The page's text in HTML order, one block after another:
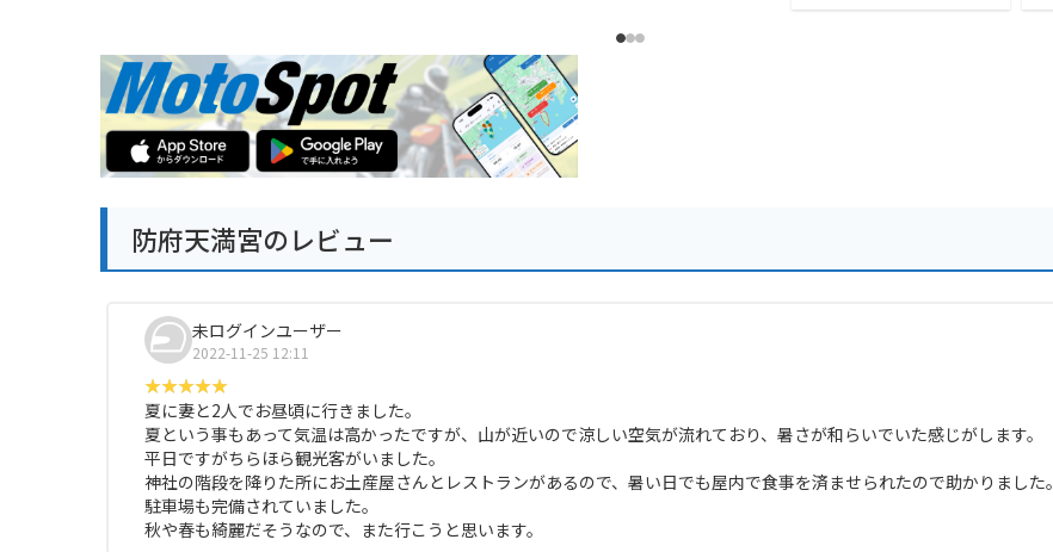
枚入り ラングドシャ
防府天満宮のレビュー
未ログインユーザー
2022-11-25 12:11
夏に妻と2人でお昼頃に行きました。
夏という事もあって気温は高かったですが、山が近いので涼しい空気が流れており、暑さが和らいでいた感じがします。
平日ですがちらほら観光客がいました。
神社の階段を降りた所にお土産屋さんとレストランがあるので、暑い日でも屋内で食事を済ませられたので助かりました。
駐車場も完備されていました。
秋や春も綺麗だそうなので、また行こうと思います。